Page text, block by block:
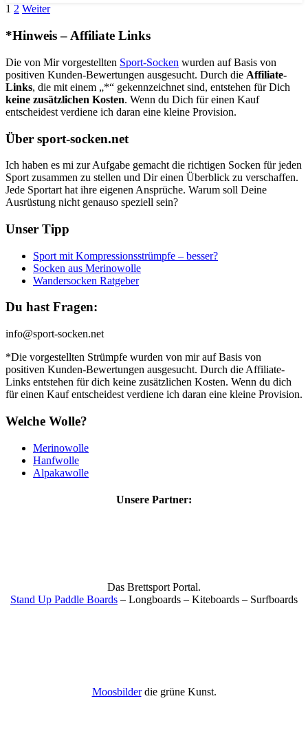
1 2 Weiter
*Hinweis – Affiliate Links
Die von Mir vorgestellten Sport-Socken wurden auf Basis von
positiven Kunden-Bewertungen ausgesucht. Durch die Affiliate-
Links, die mit einem „*“ gekennzeichnet sind, entstehen für Dich
keine zusätzlichen Kosten. Wenn du Dich für einen Kauf
entscheidest verdiene ich daran eine kleine Provision.
Über sport-socken.net
Ich haben es mi zur Aufgabe gemacht die richtigen Socken für jeden
Sport zusammen zu stellen und Dir einen Überblick zu verschaffen.
Jede Sportart hat ihre eigenen Ansprüche. Warum soll Deine
Ausrüstung nicht genauso speziell sein?
Unser Tipp
Sport mit Kompressionsstrümpfe – besser?
Socken aus Merinowolle
Wandersocken Ratgeber
Du hast Fragen:
info@sport-socken.net
*Die vorgestellten Strümpfe wurden von mir auf Basis von
positiven Kunden-Bewertungen ausgesucht. Durch die Affiliate-
Links entstehen für dich keine zusätzlichen Kosten. Wenn du dich
für einen Kauf entscheidest verdiene ich daran eine kleine Provision.
Welche Wolle?
Merinowolle
Hanfwolle
Alpakawolle
Unsere Partner:
Das Brettsport Portal.
Stand Up Paddle Boards – Longboards – Kiteboards – Surfboards
Moosbilderdie grüne Kunst.